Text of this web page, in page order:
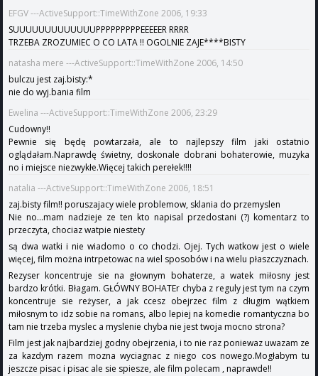
EFGV ---ActiveSupport::TimeWithZone 2006, 19:33
SUUUUUUUUUUUUUPPPPPPPPPEEEEER RRRR
TRZEBA ZROZUMIEC O CO LATA !! OGOLNIE ZAJE****BISTY
natasha mere ---ActiveSupport::TimeWithZone 2006, 14:50
bulczu jest zaj.bisty:*
nie do wyj.bania film
Ewelina ---ActiveSupport::TimeWithZone 2006, 23:29
Cudowny!!
Pewnie się będę powtarzała, ale to najlepszy film jaki ostatnio
oglądałam.Naprawdę świetny, doskonale dobrani bohaterowie, muzyka
no i miejsce niezwykłe.Więcej takich perełek!!!!
natalia ---ActiveSupport::TimeWithZone 2006, 18:51
zaj.bisty film!! poruszajacy wiele problemow, sklania do przemyslen
Nie no...mam nadzieje ze ten kto napisal przedostani (?) komentarz to
przeczyta, chociaz watpie niestety
są dwa watki i nie wiadomo o co chodzi. Ojej. Tych watkow jest o wiele
więcej, film można intrpetowac na wiel sposobów i na wielu płaszczyznach.
Rezyser koncentruje sie na głownym bohaterze, a watek miłosny jest
bardzo krótki. Błagam. GŁÓWNY BOHATEr chyba z reguly jest tym na czym
koncentruje sie reżyser, a jak ccesz obejrzec film z długim wątkiem
miłosnym to idz sobie na romans, albo lepiej na komedie romantyczna bo
tam nie trzeba myslec a myslenie chyba nie jest twoja mocno strona?
Film jest jak najbardziej godny obejrzenia, i to nie raz poniewaz uwazam ze
za kazdym razem mozna wyciagnac z niego cos nowego.Mogłabym tu
jeszcze pisac i pisac ale sie spiesze, ale film polecam , naprawde!!